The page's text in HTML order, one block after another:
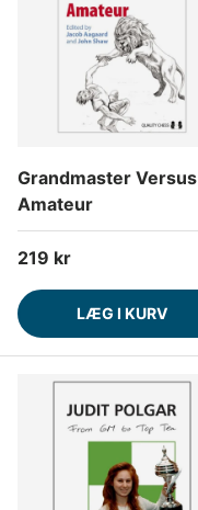
Grandmaster Versus
Amateur
Normalpris
219 kr
LÆG I KURV